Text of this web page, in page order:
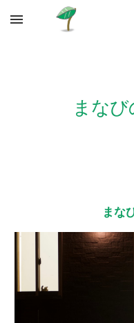
Skip to main content
まな
まな